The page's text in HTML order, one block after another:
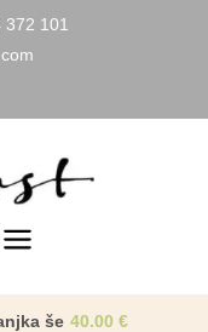
101
Menuše 40.00 €